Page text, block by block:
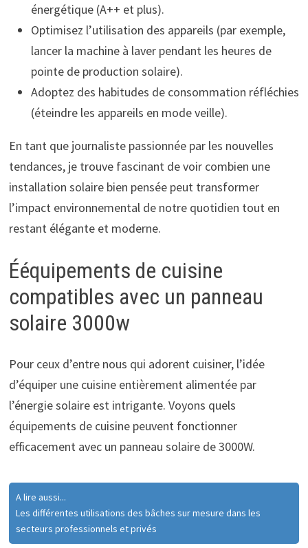
énergétique (A++ et plus).
Optimisez l’utilisation des appareils (par exemple,
lancer la machine à laver pendant les heures de
pointe de production solaire).
Adoptez des habitudes de consommation réfléchies
(éteindre les appareils en mode veille).
En tant que journaliste passionnée par les nouvelles
tendances, je trouve fascinant de voir combien une
installation solaire bien pensée peut transformer
l’impact environnemental de notre quotidien tout en
restant élégante et moderne.
Ééquipements de cuisine
compatibles avec un panneau
solaire 3000w
Pour ceux d’entre nous qui adorent cuisiner, l’idée
d’équiper une cuisine entièrement alimentée par
l’énergie solaire est intrigante. Voyons quels
équipements de cuisine peuvent fonctionner
efficacement avec un panneau solaire de 3000W.
A lire aussi...
Les différentes utilisations des bâches sur mesure dans les
secteurs professionnels et privés